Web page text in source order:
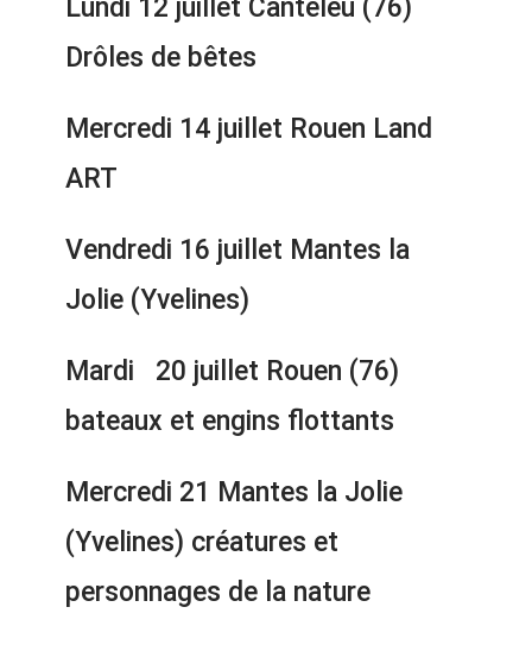
Lundi 12 juillet Canteleu (76)
Drôles de bêtes
Mercredi 14 juillet Rouen Land
ART
Vendredi 16 juillet Mantes la
Jolie (Yvelines)
Mardi 20 juillet Rouen (76)
bateaux et engins flottants
Mercredi 21 Mantes la Jolie
(Yvelines) créatures et
personnages de la nature